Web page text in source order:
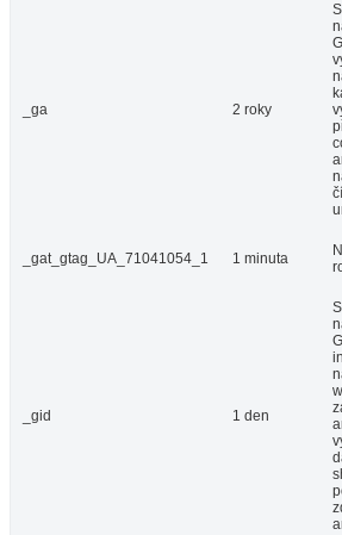
_ga 2 roky
_gat_gtag_UA_71041054_1 1 minuta
_gid 1 den